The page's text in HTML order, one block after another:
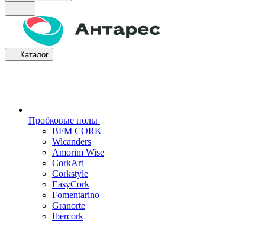
Каталог
Пробковые полы
BFM CORK
Wicanders
Amorim Wise
CorkArt
Corkstyle
EasyCork
Fomentarino
Granorte
Ibercork